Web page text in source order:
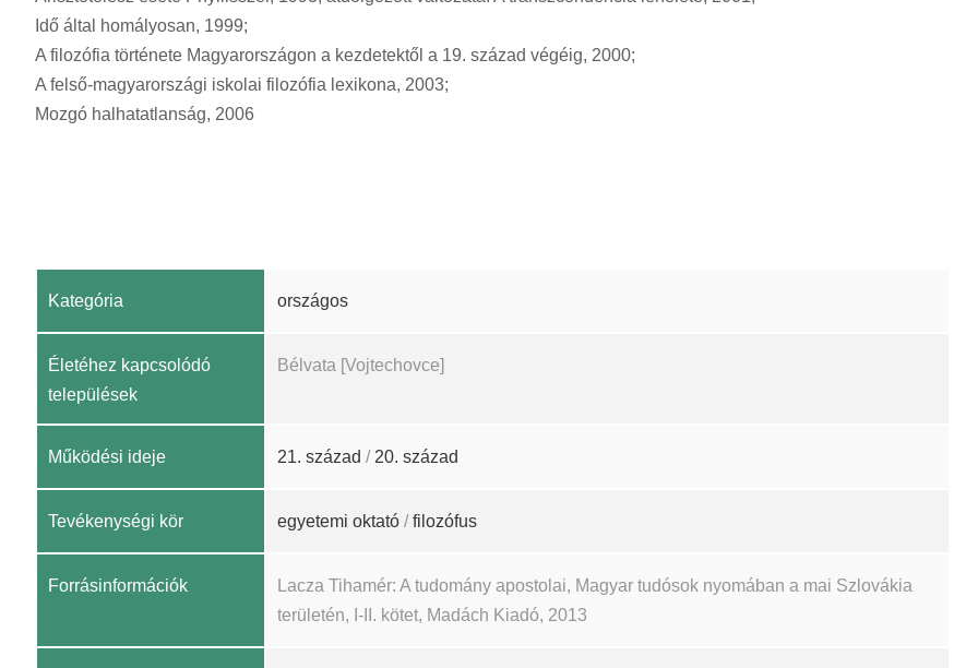
Idő által homályosan, 1999;
A filozófia története Magyarországon a kezdetektől a 19. század végéig, 2000;
A felső-magyarországi iskolai filozófia lexikona, 2003;
Mozgó halhatatlanság, 2006
Kategória országos
Életéhez kapcsolódó
települések
Bélvata [Vojtechovce]
Működési ideje 21. század / 20. század
Tevékenységi kör egyetemi oktató /filozófus
Forrásinformációk
Lacza Tihamér: A tudomány apostolai, Magyar tudósok nyomában a mai Szlovákia
területén, I-II. kötet, Madách Kiadó, 2013